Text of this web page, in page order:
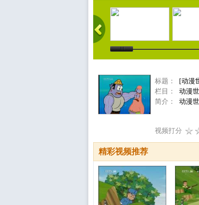
标题：
[动漫
栏目：
动漫
简介：
动漫
视频打分
精彩视频推荐